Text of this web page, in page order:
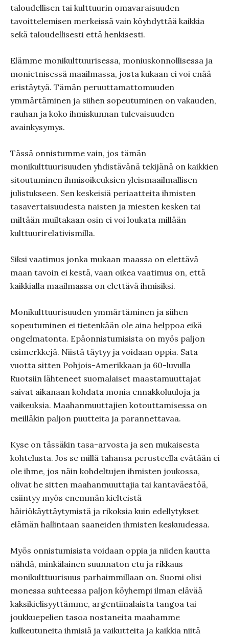
taloudellisen tai kulttuurin omavaraisuuden
tavoittelemisen merkeissä vain köyhdyttää kaikkia
sekä taloudellisesti että henkisesti.
Elämme monikulttuurisessa, moniuskonnollisessa ja
monietnisessä maailmassa, josta kukaan ei voi enää
eristäytyä. Tämän peruuttamattomuuden
ymmärtäminen ja siihen sopeutuminen on vakauden,
rauhan ja koko ihmiskunnan tulevaisuuden
avainkysymys.
Tässä onnistumme vain, jos tämän
monikulttuurisuuden yhdistävänä tekijänä on kaikkien
sitoutuminen ihmisoikeuksien yleismaailmallisen
julistukseen. Sen keskeisiä periaatteita ihmisten
tasavertaisuudesta naisten ja miesten kesken tai
miltään muiltakaan osin ei voi loukata millään
kulttuurirelativismilla.
Siksi vaatimus jonka mukaan maassa on elettävä
maan tavoin ei kestä, vaan oikea vaatimus on, että
kaikkialla maailmassa on elettävä ihmisiksi.
Monikulttuurisuuden ymmärtäminen ja siihen
sopeutuminen ei tietenkään ole aina helppoa eikä
ongelmatonta. Epäonnistumisista on myös paljon
esimerkkejä. Niistä täytyy ja voidaan oppia. Sata
vuotta sitten Pohjois-Amerikkaan ja 60-luvulla
Ruotsiin lähteneet suomalaiset maastamuuttajat
saivat aikanaan kohdata monia ennakkoluuloja ja
vaikeuksia. Maahanmuuttajien kotouttamisessa on
meilläkin paljon puutteita ja parannettavaa.
Kyse on tässäkin tasa-arvosta ja sen mukaisesta
kohtelusta. Jos se millä tahansa perusteella evätään ei
ole ihme, jos näin kohdeltujen ihmisten joukossa,
olivat he sitten maahanmuuttajia tai kantaväestöä,
esiintyy myös enemmän kielteistä
häiriökäyttäytymistä ja rikoksia kuin edellytykset
elämän hallintaan saaneiden ihmisten keskuudessa.
Myös onnistumisista voidaan oppia ja niiden kautta
nähdä, minkälainen suunnaton etu ja rikkaus
monikulttuurisuus parhaimmillaan on. Suomi olisi
monessa suhteessa paljon köyhempi ilman elävää
kaksikielisyyttämme, argentiinalaista tangoa tai
joukkuepelien tasoa nostaneita maahamme
kulkeutuneita ihmisiä ja vaikutteita ja kaikkia niitä